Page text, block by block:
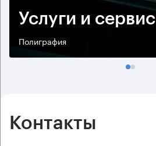
Услуги и сервис
Полиграфия
Контакты